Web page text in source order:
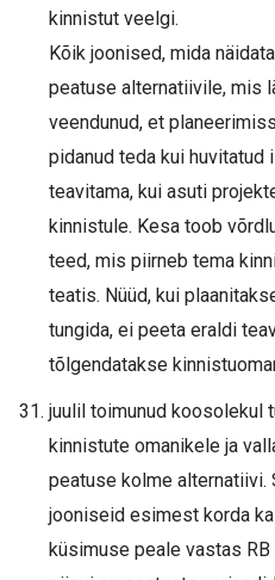
kinnistut veelgi.
Kõik joonised, mida
peatuse alternatiivile, mis
veendunud, et
pidanud teda kui
teavitama, kui asuti
kinnistule. Kesa toob
teed, mis piirneb tema
teatis. Nüüd, kui
tungida, ei peeta eraldi
tõlgendatakse
juulil toimunud koosolekul
kinnistute omanikele ja
peatuse kolme alternatiivi.
jooniseid esimest korda
küsimuse peale vastas